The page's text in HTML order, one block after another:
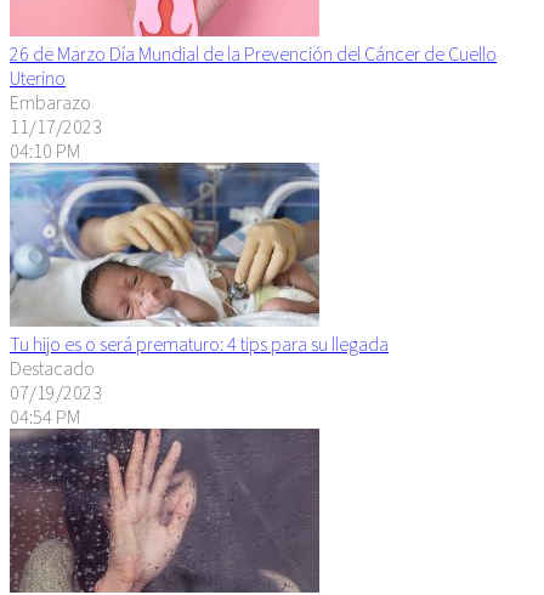
26 de Marzo Día Mundial de la Prevención del Cáncer de Cuello
Uterino
Embarazo
11/17/2023
04:10 PM
Tu hijo es o será prematuro: 4 tips para su llegada
Destacado
07/19/2023
04:54 PM